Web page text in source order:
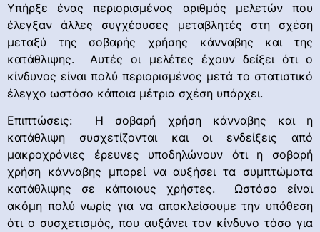
Υπήρξε ένας περιορισμένος αριθμός μελετών που
έλεγξαν άλλες συγχέουσες μεταβλητές στη σχέση
μεταξύ της σοβαρής χρήσης κάνναβης και της
κατάθλιψης. Αυτές οι μελέτες έχουν δείξει ότι ο
κίνδυνος είναι πολύ περιορισμένος μετά το στατιστικό
έλεγχο ωστόσο κάποια μέτρια σχέση υπάρχει.
Επιπτώσεις: Η σοβαρή χρήση κάνναβης και η
κατάθλιψη συσχετίζονται και οι ενδείξεις από
μακροχρόνιες έρευνες υποδηλώνουν ότι η σοβαρή
χρήση κάνναβης μπορεί να αυξήσει τα συμπτώματα
κατάθλιψης σε κάποιους χρήστες. Ωστόσο είναι
ακόμη πολύ νωρίς για να αποκλείσουμε την υπόθεση
ότι ο συσχετισμός, που αυξάνει τον κίνδυνο τόσο για